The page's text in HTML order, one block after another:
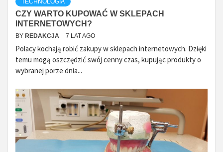
CZY WARTO KUPOWAĆ W SKLEPACH
INTERNETOWYCH?
BY REDAKCJA 7 LAT AGO
Polacy kochają robić zakupy w sklepach internetowych. Dzięki
temu mogą oszczędzić swój cenny czas, kupując produkty o
wybranej porze dnia...